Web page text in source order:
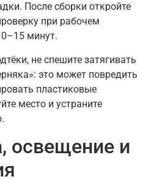
После сборки откройте
при рабочем
минут.
не спешите затягивать
это может повредить
пластиковые
место и устраните
освещение и